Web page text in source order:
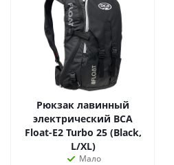
Рюкзак лавинный
электрический BCA
Float-E2 Turbo 25 (Black,
L/XL)
Мало